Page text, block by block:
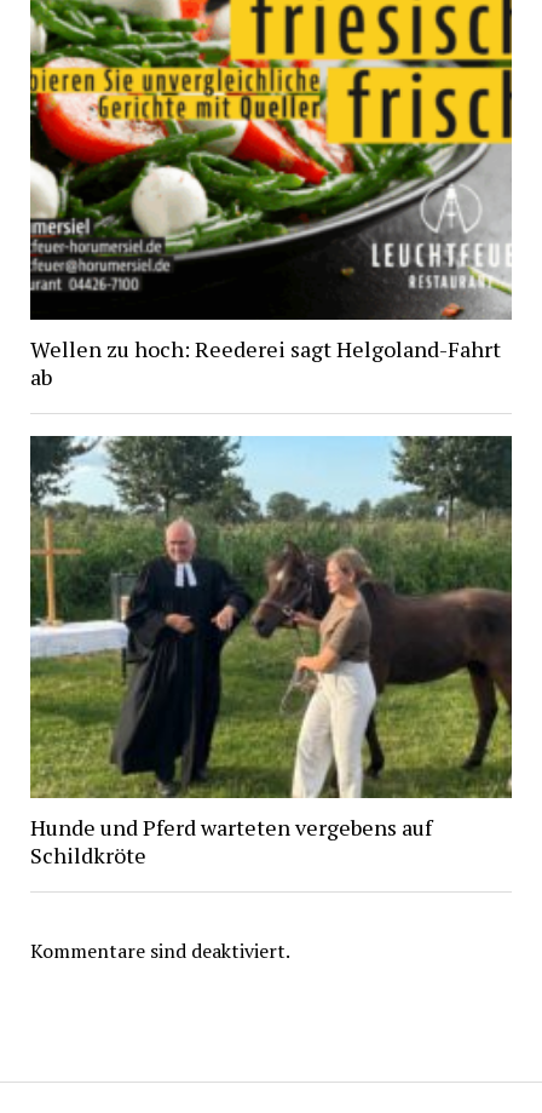
Wellen zu hoch: Reederei sagt Helgoland-Fahrt
ab
Hunde und Pferd warteten vergebens auf
Schildkröte
Kommentare sind deaktiviert.